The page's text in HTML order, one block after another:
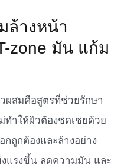
ล้างหน้า
zone มัน แก้ม
ผสมคือสูตรที่ช่วยรักษา
ำให้ผิวต้องชดเชยด้วย
กถูกต้องและล้างอย่าง
แรงขึ้น ลดความมัน และ